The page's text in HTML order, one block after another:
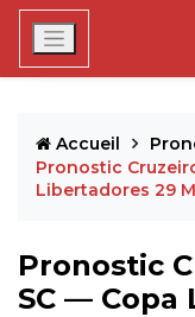
Accueil
Pronostic
Libertadores 29
Pronostic
SC — Copa